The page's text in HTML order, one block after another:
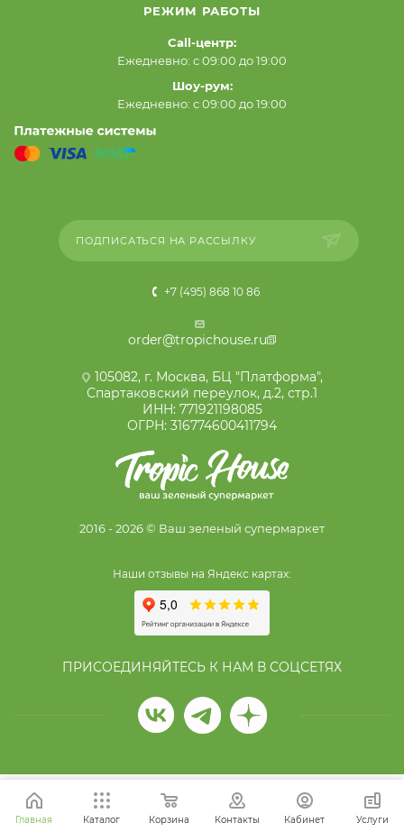
РЕЖИМ РАБОТЫ
Call-центр:
Ежедневно: с 09:00 до 19:00
Шоу-рум:
Ежедневно: с 09:00 до 19:00
ПОДПИСАТЬСЯ НА РАССЫЛКУ
+7 (495) 868 10 86
order@tropichouse.ru
105082, г. Москва, БЦ "Платформа",
Спартаковский переулок, д.2, стр.1
ИНН: 771921198085
ОГРН: 316774600411794
2016 - 2026 © Ваш зеленый супермаркет
Наши отзывы на Яндекс картах:
ПРИСОЕДИНЯЙТЕСЬ К НАМ В СОЦСЕТЯХ
Главная Каталог Корзина Контакты Кабинет Услуги